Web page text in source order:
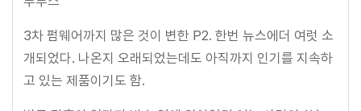
3차 펌웨어까지 많은 것이 변한 P2. 한번 뉴스에더 여럿 소
개되었다. 나온지 오래되었는데도 아직까지 인기를 지속하
고 있는 제품이기도 함.